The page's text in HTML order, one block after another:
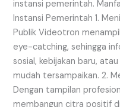
instansi pemerintah.
Instansi Pemerintah 1.
Publik Videotron
eye-catching, sehingga
sosial, kebijakan baru,
mudah tersampaikan. 2.
Dengan tampilan
membangun citra positif